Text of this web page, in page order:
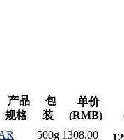
产品
规格
包
装
单价
(RMB)
500g 1308.00